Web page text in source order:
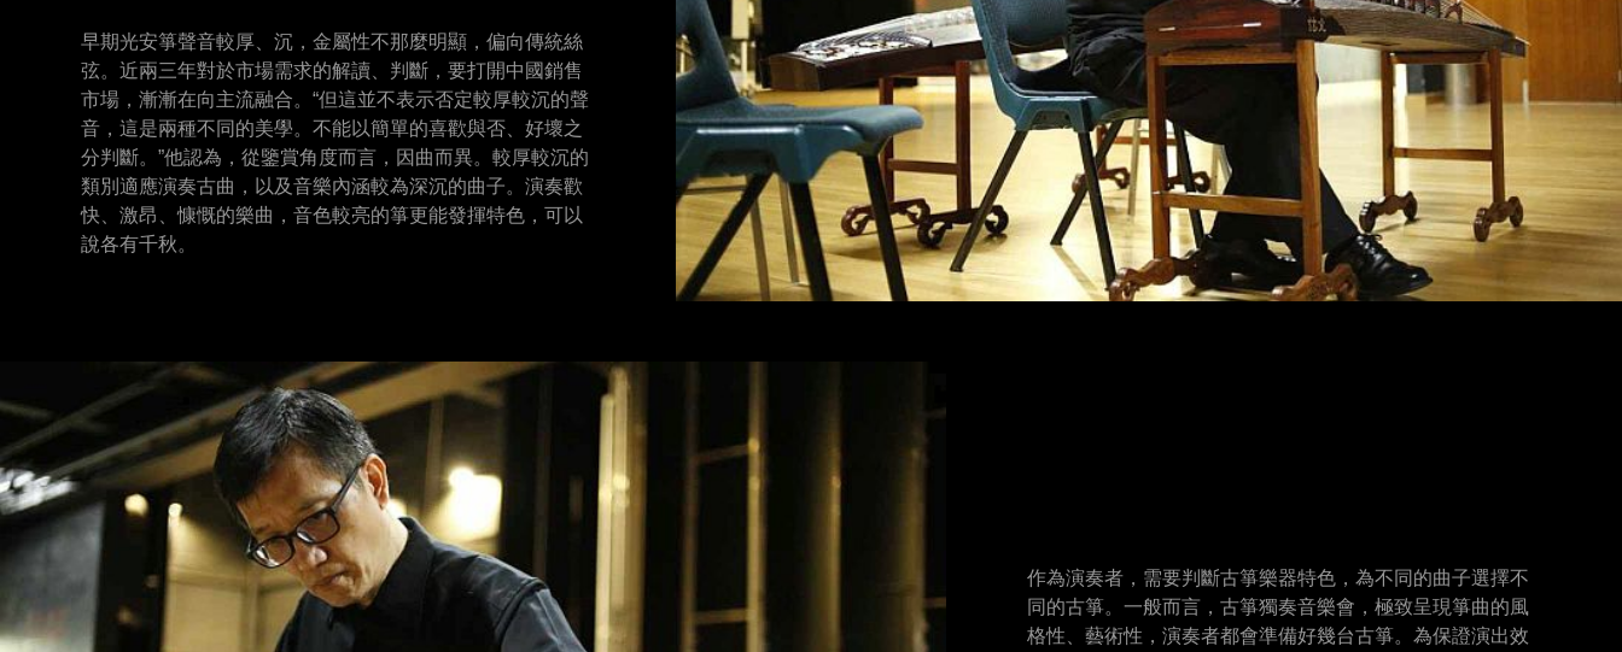
早期光安箏聲音較厚、沉，金屬性不那麼明顯，偏向傳統絲
弦。近兩三年對於市場需求的解讀、判斷，要打開中國銷售
市場，漸漸在向主流融合。“但這並不表示否定較厚較沉的聲
音，這是兩種不同的美學。不能以簡單的喜歡與否、好壞之
分判斷。”他認為，從鑒賞角度而言，因曲而異。較厚較沉的
類別適應演奏古曲，以及音樂內涵較為深沉的曲子。演奏歡
快、激昂、慷慨的樂曲，音色較亮的箏更能發揮特色，可以
說各有千秋。
作為演奏者，需要判斷古箏樂器特色，為不同的曲子選擇不
同的古箏。一般而言，古箏獨奏音樂會，極致呈現箏曲的風
格性、藝術性，演奏者都會準備好幾台古箏。為保證演出效